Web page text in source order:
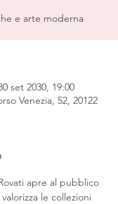
e arte moderna
set 2030, 19:00
Venezia, 52, 20122
apre al pubblico
le collezioni